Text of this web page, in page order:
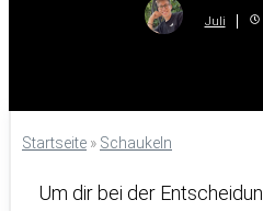
Juli
Startseite » Schaukeln
Um dir bei der